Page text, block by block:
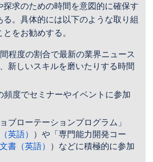
探求のための時間を意図的に確保す
る。具体的には以下のような取り組
をお勧めする。
程度の割合で最新の業界ニュース
新しいスキルを磨いたりする時間
頻度でセミナーやイベントに参加
ブローテーションプログラム」
英語） ）や「専門能力開発コー
書（英語） ）などに積極的に参加